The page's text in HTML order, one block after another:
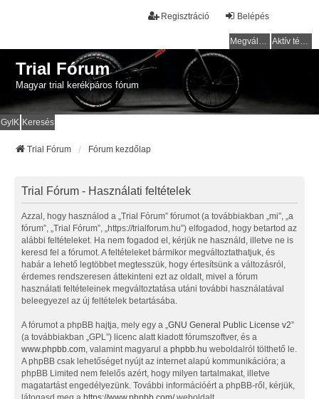
Belépés
Regisztráció
Megválaszolatlan témák Aktív témák
Trial Fórum
Magyar trial kerékpáros fórum
GyIK Keresés
Trial Fórum Fórum kezdőlap
Trial Fórum - Használati feltételek
Azzal, hogy használod a „Trial Fórum” fórumot (a továbbiakban „mi”, „a
fórum”, „Trial Fórum”, „https://trialforum.hu”) elfogadod, hogy betartod az
alábbi feltételeket. Ha nem fogadod el, kérjük ne használd, illetve ne is
keresd fel a fórumot. A feltételeket bármikor megváltoztathatjuk, és
habár a lehető legtöbbet megtesszük, hogy értesítsünk a változásról,
érdemes rendszeresen áttekinteni ezt az oldalt, mivel a fórum
használati feltételeinek megváltoztatása utáni további használatával
beleegyezel az új feltételek betartásába.
A fórumot a phpBB hajtja, mely egy a „ GNU General Public License v2”
(a továbbiakban „GPL”) licenc alatt kiadott fórumszoftver, és a
www.phpbb.com , valamint magyarul a phpbb.hu weboldalról tölthető le.
A phpBB csak lehetőséget nyújt az internet alapú kommunikációra; a
phpBB Limited nem felelős azért, hogy milyen tartalmakat, illetve
magatartást engedélyezünk. További információért a phpBB-ről, kérjük,